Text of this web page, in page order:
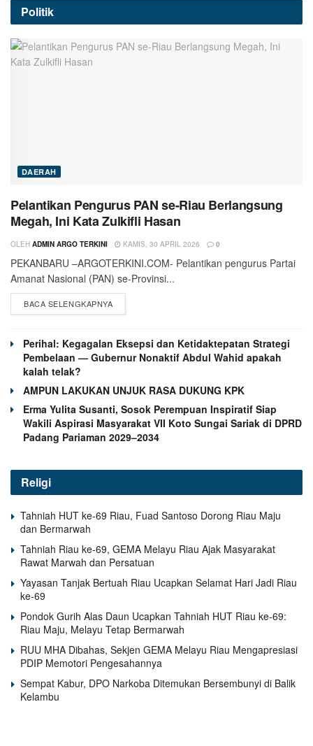
Politik
DAERAH
Pelantikan Pengurus PAN se-Riau Berlangsung
Megah, Ini Kata Zulkifli Hasan
OLEH ADMIN ARGO TERKINI KAMIS, 30 APRIL 2026 0
PEKANBARU –ARGOTERKINI.COM- Pelantikan pengurus Partai
Amanat Nasional (PAN) se-Provinsi...
BACA SELENGKAPNYA
Perihal: Kegagalan Eksepsi dan Ketidaktepatan Strategi
Pembelaan — Gubernur Nonaktif Abdul Wahid apakah
kalah telak?
AMPUN LAKUKAN UNJUK RASA DUKUNG KPK
Erma Yulita Susanti, Sosok Perempuan Inspiratif Siap
Wakili Aspirasi Masyarakat VII Koto Sungai Sariak di DPRD
Padang Pariaman 2029–2034
Religi
Tahniah HUT ke-69 Riau, Fuad Santoso Dorong Riau Maju
dan Bermarwah
Tahniah Riau ke-69, GEMA Melayu Riau Ajak Masyarakat
Rawat Marwah dan Persatuan
Yayasan Tanjak Bertuah Riau Ucapkan Selamat Hari Jadi Riau
ke-69
Pondok Gurih Alas Daun Ucapkan Tahniah HUT Riau ke-69:
Riau Maju, Melayu Tetap Bermarwah
RUU MHA Dibahas, Sekjen GEMA Melayu Riau Mengapresiasi
PDIP Memotori Pengesahannya
Sempat Kabur, DPO Narkoba Ditemukan Bersembunyi di Balik
Kelambu